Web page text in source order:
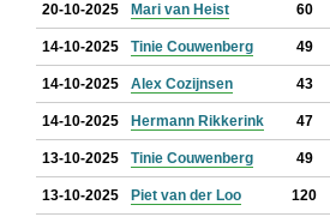
20-10-2025 Mari van Heist 60
14-10-2025 Tinie Couwenberg 49
14-10-2025 Alex Cozijnsen 43
14-10-2025 Hermann Rikkerink 47
13-10-2025 Tinie Couwenberg 49
13-10-2025 Piet van der Loo 120